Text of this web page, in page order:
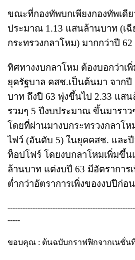
ขณะที่กองทัพบกเพียงกองทัพเดี
ประมาณ 1.13 แสนล้านบาท (เ
กระทรวงกลาโหม) มากกว่าปี
ทิศทางงบกลาโหม ต้องบอกว่าเ
ยุครัฐบาล คสช.เป็นต้นมา จาก
บาท ถึงปี 63 พุ่งขึ้นไป 2.33 แส
รวมๆ 5 ปีงบประมาณ ขึ้นมารา
โดยที่ผ่านมางบกระทรวงกลาโ
ไฟว์ (อันดับ 5) ในยุคคสช. และ
ท็อปโฟร์ โดยงบกลาโหมเพิ่มขึ้
ล้านบาท แต่งบปี 63 มีอัตราการ
ต่ำกว่าอัตราการเพิ่งของงบปีก่อ
-----
ขอบคุณ : ต้นฉบับกราฟฟิกจากเนชั่น